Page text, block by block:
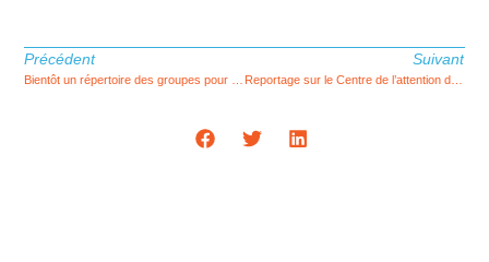
Précédent Suivant
Reportage sur le Centre de l’attention de Charleroi